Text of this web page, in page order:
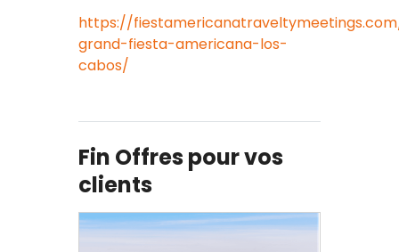
https://
grand-fiesta-americana-los-
cabos/
Fin Offres pour vos
clients